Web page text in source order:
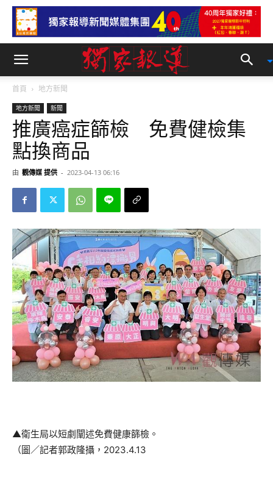
首頁 地方新聞
地方新聞 新聞
推廣癌症篩檢 免費健檢集
點換商品
由 觀傳媒 提供 - 2023-04-13 06:16
▲衛生局以短劇闡述免費健康篩檢。
（圖／記者郭政隆攝，2023.4.13